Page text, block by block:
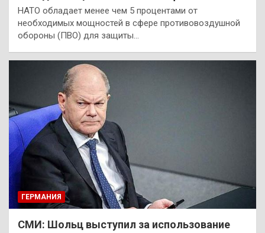
НАТО обладает менее чем 5 процентами от
необходимых мощностей в сфере противовоздушной
обороны (ПВО) для защиты…
ГЕРМАНИЯ
СМИ: Шольц выступил за использование